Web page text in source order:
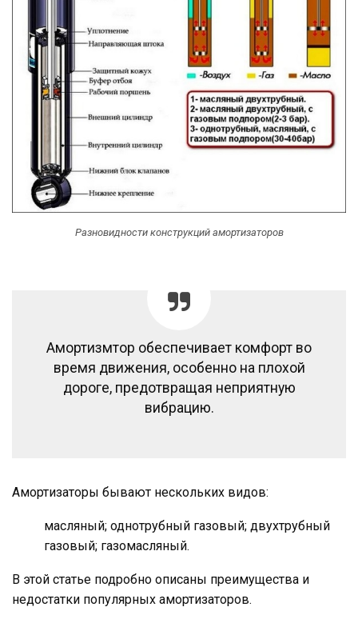
Разновидности конструкций амортизаторов
Амортизмтор обеспечивает комфорт во
время движения, особенно на плохой
дороге, предотвращая неприятную
вибрацию.
Амортизаторы бывают нескольких видов:
масляный; однотрубный газовый; двухтрубный
газовый; газомасляный.
В этой статье подробно описаны преимущества и
недостатки популярных амортизаторов.